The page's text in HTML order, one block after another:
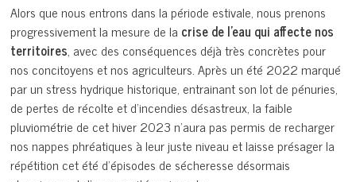
Alors que nous entrons dans la période estivale, nous prenons
progressivement la mesure de la crise de l’eau qui affecte nos
territoires, avec des conséquences déjà très concrètes pour
nos concitoyens et nos agriculteurs. Après un été 2022 marqué
par un stress hydrique historique, entrainant son lot de pénuries,
de pertes de récolte et d’incendies désastreux, la faible
pluviométrie de cet hiver 2023 n’aura pas permis de recharger
nos nappes phréatiques à leur juste niveau et laisse présager la
répétition cet été d’épisodes de sécheresse désormais